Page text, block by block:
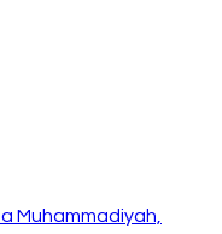
Muhammadiyah,